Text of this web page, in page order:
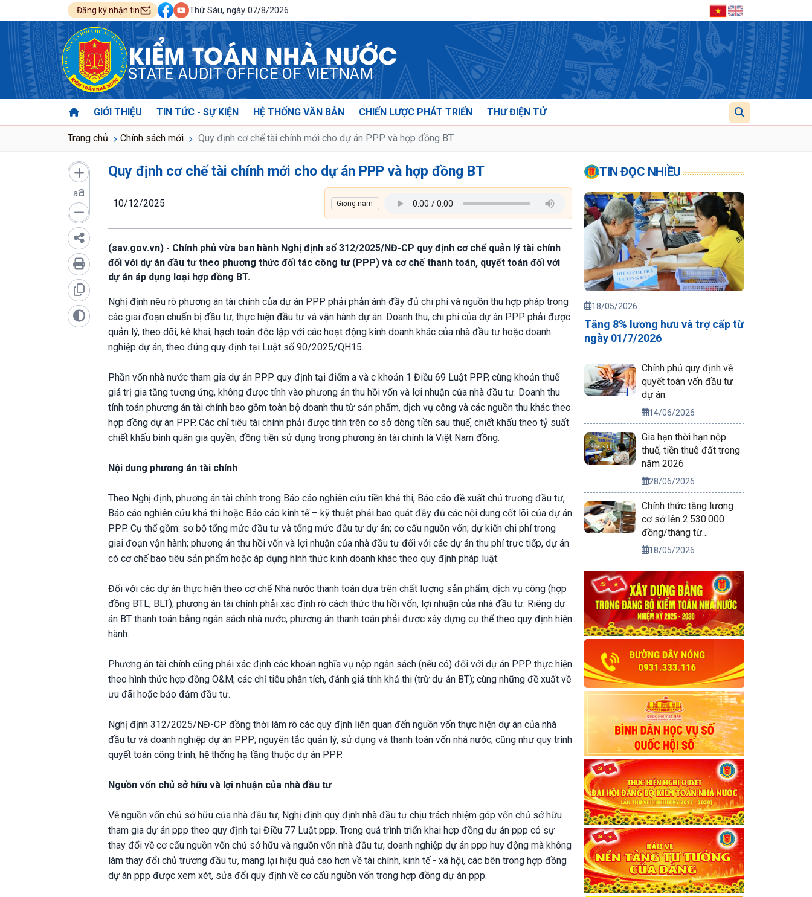
Đăng ký nhận tin Thứ Sáu, ngày 07/8/2026
KIỂM TOÁN NHÀ NƯỚC
STATE AUDIT OFFICE OF VIETNAM
GIỚI THIỆU TIN TỨC - SỰ KIỆN HỆ THỐNG VĂN BẢN CHIẾN LƯỢC PHÁT TRIỂN THƯ ĐIỆN TỬ
Trang chủ Chính sách mới Quy định cơ chế tài chính mới cho dự án PPP và hợp đồng BT
aa
Quy định cơ chế tài chính mới cho dự án PPP và hợp đồng BT
10/12/2025
(sav.gov.vn) - Chính phủ vừa ban hành Nghị định số 312/2025/NĐ-CP quy định cơ chế quản lý tài chính
đối với dự án đầu tư theo phương thức đối tác công tư (PPP) và cơ chế thanh toán, quyết toán đối với
dự án áp dụng loại hợp đồng BT.
Nghị định nêu rõ phương án tài chính của dự án PPP phải phản ánh đầy đủ chi phí và nguồn thu hợp pháp trong
các giai đoạn chuẩn bị đầu tư, thực hiện đầu tư và vận hành dự án. Doanh thu, chi phí của dự án PPP phải được
quản lý, theo dõi, kê khai, hạch toán độc lập với các hoạt động kinh doanh khác của nhà đầu tư hoặc doanh
nghiệp dự án, theo đúng quy định tại Luật số 90/2025/QH15.
Phần vốn nhà nước tham gia dự án PPP quy định tại điểm a và c khoản 1 Điều 69 Luật PPP, cùng khoản thuế
giá trị gia tăng tương ứng, không được tính vào phương án thu hồi vốn và lợi nhuận của nhà đầu tư. Doanh thu
tính toán phương án tài chính bao gồm toàn bộ doanh thu từ sản phẩm, dịch vụ công và các nguồn thu khác theo
hợp đồng dự án PPP. Các chỉ tiêu tài chính phải được tính trên cơ sở dòng tiền sau thuế, chiết khấu theo tỷ suất
chiết khấu bình quân gia quyền; đồng tiền sử dụng trong phương án tài chính là Việt Nam đồng.
Nội dung phương án tài chính
Theo Nghị định, phương án tài chính trong Báo cáo nghiên cứu tiền khả thi, Báo cáo đề xuất chủ trương đầu tư,
Báo cáo nghiên cứu khả thi hoặc Báo cáo kinh tế – kỹ thuật phải bao quát đầy đủ các nội dung cốt lõi của dự án
PPP. Cụ thể gồm: sơ bộ tổng mức đầu tư và tổng mức đầu tư dự án; cơ cấu nguồn vốn; dự kiến chi phí trong
giai đoạn vận hành; phương án thu hồi vốn và lợi nhuận của nhà đầu tư đối với các dự án thu phí trực tiếp, dự án
có cơ chế bao tiêu sản phẩm hoặc áp dụng hình thức kinh doanh khác theo quy định pháp luật.
Đối với các dự án thực hiện theo cơ chế Nhà nước thanh toán dựa trên chất lượng sản phẩm, dịch vụ công (hợp
đồng BTL, BLT), phương án tài chính phải xác định rõ cách thức thu hồi vốn, lợi nhuận của nhà đầu tư. Riêng dự
án BT thanh toán bằng ngân sách nhà nước, phương án thanh toán phải được xây dựng cụ thể theo quy định hiện
hành.
Phương án tài chính cũng phải xác định các khoản nghĩa vụ nộp ngân sách (nếu có) đối với dự án PPP thực hiện
theo hình thức hợp đồng O&M; các chỉ tiêu phân tích, đánh giá tính khả thi (trừ dự án BT); cùng những đề xuất về
ưu đãi hoặc bảo đảm đầu tư.
Nghị định 312/2025/NĐ-CP đồng thời làm rõ các quy định liên quan đến nguồn vốn thực hiện dự án của nhà
đầu tư và doanh nghiệp dự án PPP; nguyên tắc quản lý, sử dụng và thanh toán vốn nhà nước; cũng như quy trình
quyết toán công trình, hệ thống hạ tầng thuộc dự án PPP.
Nguồn vốn chủ sở hữu và lợi nhuận của nhà đầu tư
Về nguồn vốn chủ sở hữu của nhà đầu tư, Nghị định quy định nhà đầu tư chịu trách nhiệm góp vốn chủ sở hữu
tham gia dự án ppp theo quy định tại Điều 77 Luật ppp. Trong quá trình triển khai hợp đồng dự án ppp có sự
thay đổi về cơ cấu nguồn vốn chủ sở hữu và nguồn vốn nhà đầu tư, doanh nghiệp dự án ppp huy động mà không
làm thay đổi chủ trương đầu tư, mang lại hiệu quả cao hơn về tài chính, kinh tế - xã hội, các bên trong hợp đồng
dự án ppp được xem xét, sửa đổi quy định về cơ cấu nguồn vốn trong hợp đồng dự án ppp.
TIN ĐỌC NHIỀU
18/05/2026
Tăng 8% lương hưu và trợ cấp từ
ngày 01/7/2026
Chính phủ quy định về
quyết toán vốn đầu tư
dự án
14/06/2026
Gia hạn thời hạn nộp
thuế, tiền thuê đất trong
năm 2026
28/06/2026
Chính thức tăng lương
cơ sở lên 2.530.000
đồng/tháng từ
01/7/2026
18/05/2026